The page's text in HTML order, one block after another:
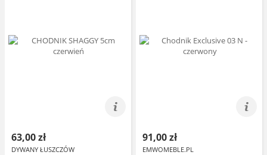
63,00 zł
DYWANY ŁUSZCZÓW
91,00 zł
EMWOMEBLE.PL